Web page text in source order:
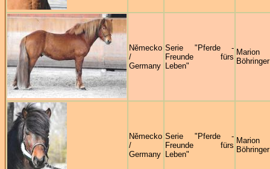
Německo
/
Germany
Serie "Pferde -
Freunde fürs
Leben"
Marion
Böhringer
Německo
/
Germany
Serie "Pferde -
Freunde fürs
Leben"
Marion
Böhringer